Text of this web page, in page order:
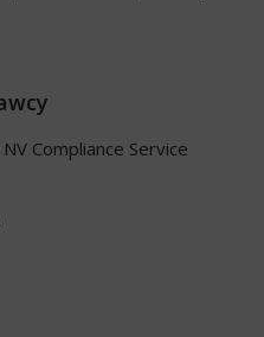
Compliance Service